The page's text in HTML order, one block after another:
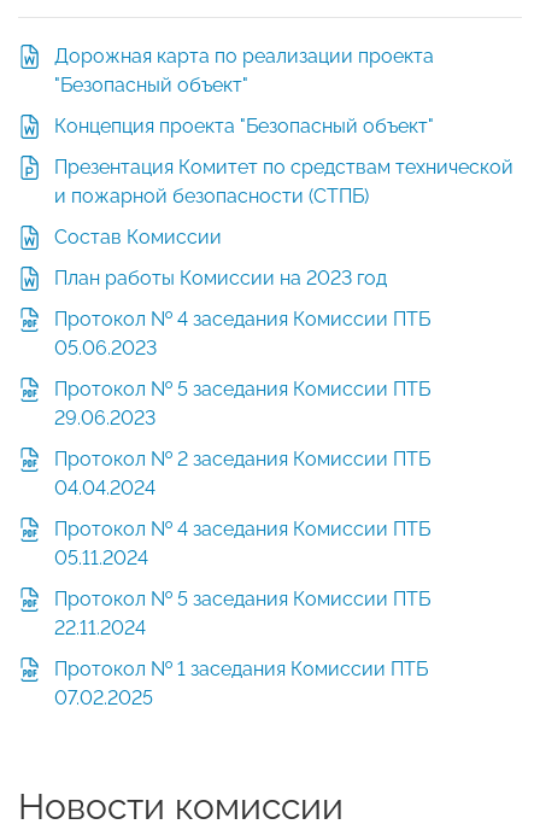
Дорожная карта по реализации проекта
"Безопасный объект"
Концепция проекта "Безопасный объект"
Презентация Комитет по средствам технической
и пожарной безопасности (СТПБ)
Состав Комиссии
План работы Комиссии на 2023 год
Протокол № 4 заседания Комиссии ПТБ
05.06.2023
Протокол № 5 заседания Комиссии ПТБ
29.06.2023
Протокол № 2 заседания Комиссии ПТБ
04.04.2024
Протокол № 4 заседания Комиссии ПТБ
05.11.2024
Протокол № 5 заседания Комиссии ПТБ
22.11.2024
Протокол № 1 заседания Комиссии ПТБ
07.02.2025
Новости комиссии